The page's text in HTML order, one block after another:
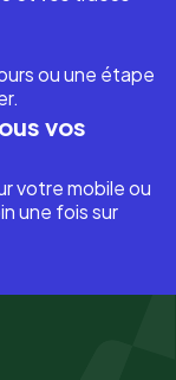
ou une étape
vos
votre mobile ou
une fois sur